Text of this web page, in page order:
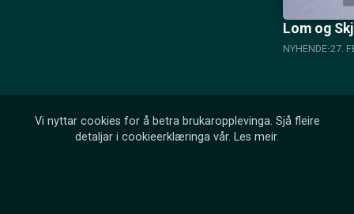
Lom og
NYHENDE 27.
Vi nyttar cookies for å betra brukaropplevinga. Sjå fleire
detaljar i cookieerklæringa vår. Les meir.